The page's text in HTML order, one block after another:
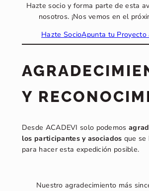
Hazte socio y forma parte de esta
nosotros. ¡Nos vemos en el
Hazte SocioApunta tu Proyecto
Y
Desde ACADEVI solo podemos
los participantes y asociados que se
para hacer esta expedición posible.
Nuestro agradecimiento más